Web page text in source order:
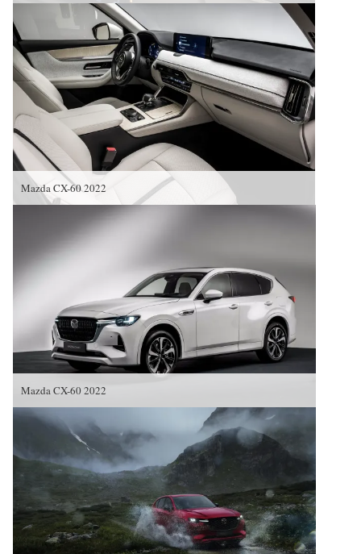
Mazda CX-60 2022
Mazda CX-60 2022